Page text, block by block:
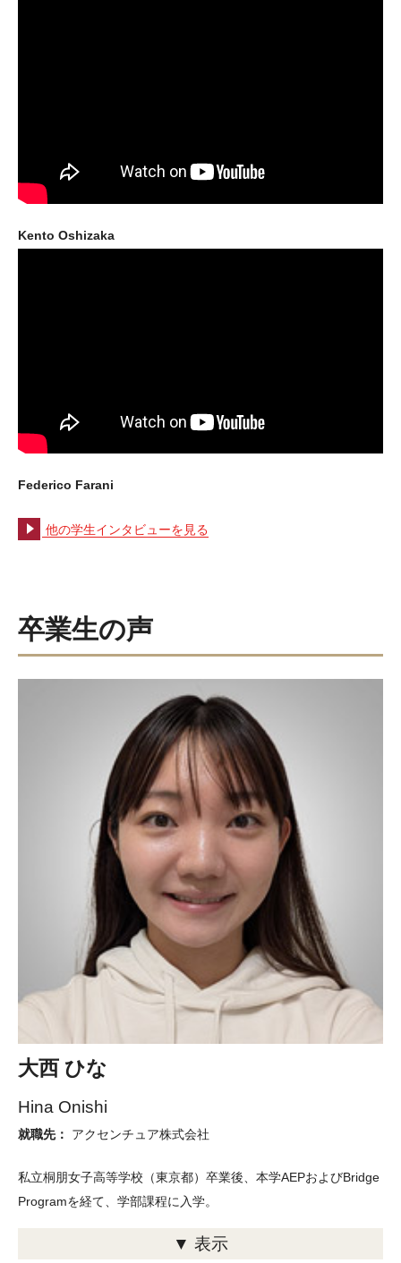
Kento Oshizaka
Federico Farani
他の学生インタビューを見る
卒業生の声
大西 ひな
Hina Onishi
就職先： アクセンチュア株式会社
私立桐朋女子高等学校（東京都）卒業後、本学AEPおよびBridge
Programを経て、学部課程に入学。
幅広い分野を学びたいという思いから、必修科目が少なく自由度
▼ 表示